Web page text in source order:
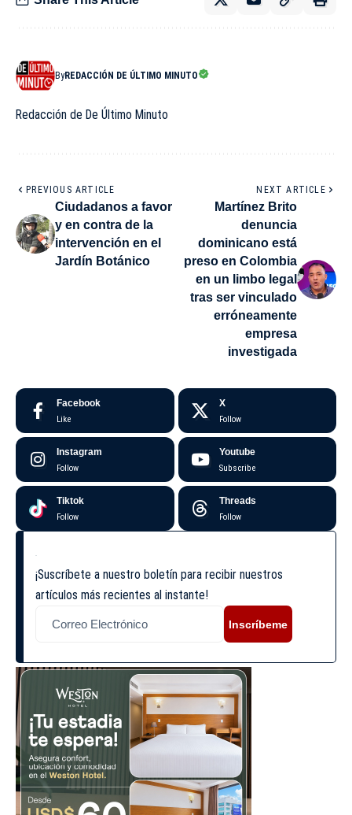
ByREDACCIÓN DE ÚLTIMO MINUTO
Redacción de De Último Minuto
PREVIOUS ARTICLE
Ciudadanos a favor
y en contra de la
intervención en el
Jardín Botánico
NEXT ARTICLE
Martínez Brito
denuncia
dominicano está
preso en Colombia
en un limbo legal
tras ser vinculado
erróneamente
empresa
investigada
Facebook
Like
X
Follow
Instagram
Follow
Youtube
Subscribe
Tiktok
Follow
Threads
Follow
¡Suscríbete a nuestro boletín para recibir nuestros
artículos más recientes al instante!
Inscríbeme